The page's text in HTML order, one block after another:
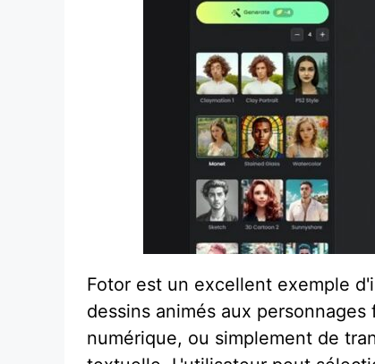
Fotor est un excellent exemple
dessins animés aux
numérique, ou simplement de